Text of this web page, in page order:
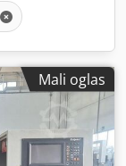
Mali oglas